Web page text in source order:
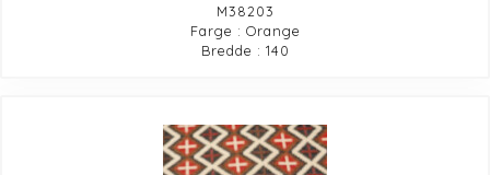
M38203
Farge : Orange
Bredde : 140